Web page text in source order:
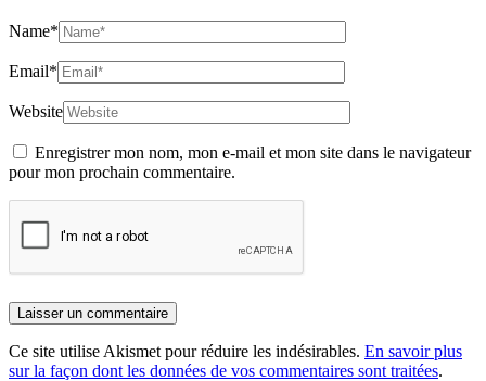
Name*
Email*
Website
Enregistrer mon nom, mon e-mail et mon site dans le navigateur
pour mon prochain commentaire.
Ce site utilise Akismet pour réduire les indésirables. En savoir plus
sur la façon dont les données de vos commentaires sont traitées.